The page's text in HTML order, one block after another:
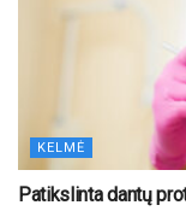
KELMĖ
Patikslinta dantų